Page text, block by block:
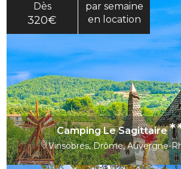
Dès
320€
par semaine
en location
Camping Le Sagittaire
Vinsobres, Drôme, Auvergne-